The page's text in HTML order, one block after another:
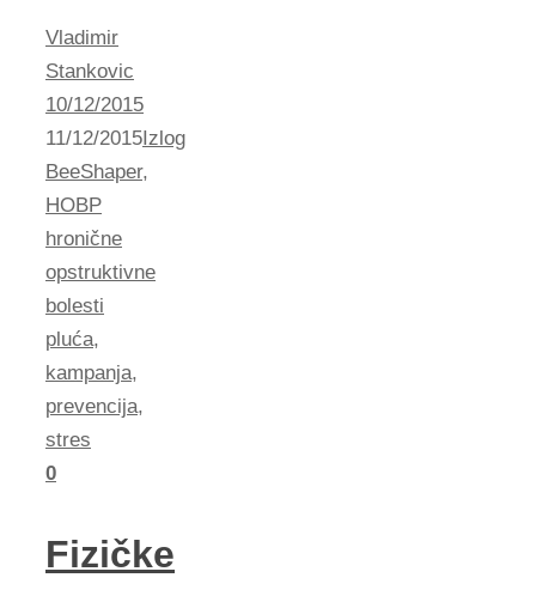
Vladimir
Stankovic
10/12/2015
11/12/2015Izlog
BeeShaper,
HOBP
hronične
opstruktivne
bolesti
pluća,
kampanja,
prevencija,
stres
0
Fizičke